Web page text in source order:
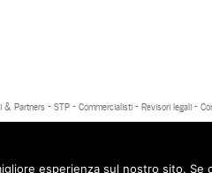
& Partners - STP - Commercialisti - Revisori legali -
esperienza sul nostro sito.